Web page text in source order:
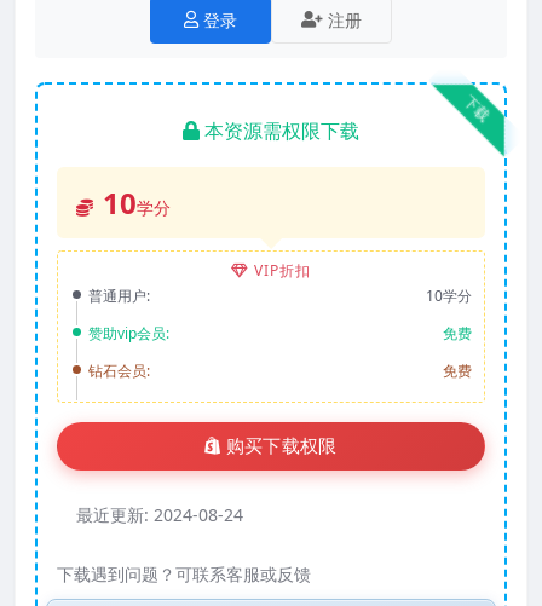
登录 注册
下载
本资源需权限下载
10学分
VIP折扣
普通用户:
10学分
赞助vip会员:
免费
钻石会员:
免费
购买下载权限
最近更新: 2024-08-24
下载遇到问题？可联系客服或反馈